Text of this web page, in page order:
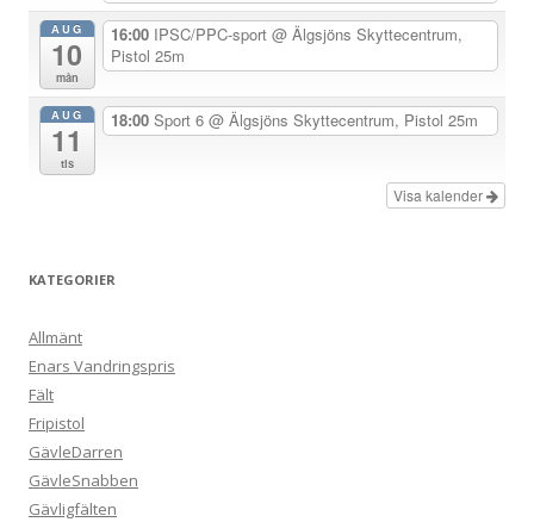
g
AUG
10
mån
16:00 IPSC/PPC-sport @ Älgsjöns Skyttecentrum,
Pistol 25m
AUG
11
tis
18:00 Sport 6 @ Älgsjöns Skyttecentrum, Pistol 25m
Visa kalender
KATEGORIER
Allmänt
Enars Vandringspris
Fält
Fripistol
GävleDarren
GävleSnabben
Gävligfälten